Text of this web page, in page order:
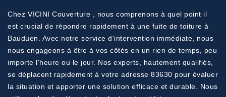
Chez VICINI Couverture , nous comprenons à quel point il
est crucial de répondre rapidement à une fuite de toiture à
Bauduen. Avec notre service d'intervention immédiate, nous
nous engageons à être à vos côtés en un rien de temps, peu
importe l'heure ou le jour. Nos experts, hautement qualifiés,
se déplacent rapidement à votre adresse 83630 pour évaluer
la situation et apporter une solution efficace et durable. Nous